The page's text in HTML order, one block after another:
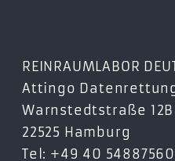
REINRAUMLABOR
Attingo Datenrettung
Warnstedtstraße 12B
22525 Hamburg
Tel: +49 40 54887560